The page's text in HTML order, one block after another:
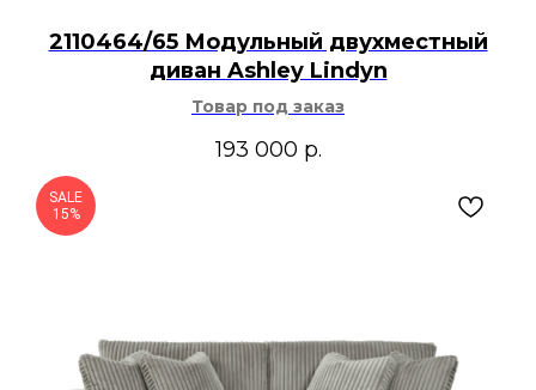
2110464/65 Модульный двухместный
диван Ashley Lindyn
Товар под заказ
193 000 р.
SALE
15%